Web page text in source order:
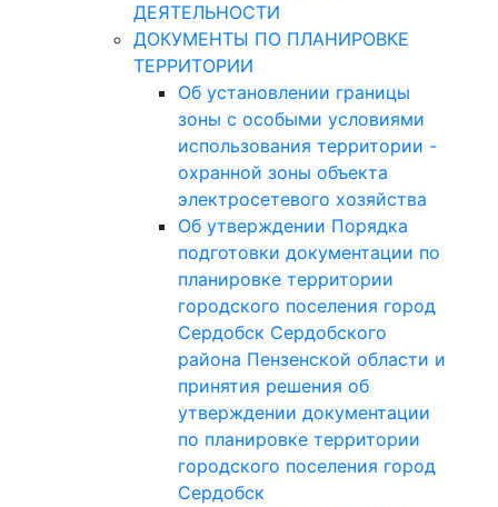
ДЕЯТЕЛЬНОСТИ
ДОКУМЕНТЫ ПО ПЛАНИРОВКЕ
ТЕРРИТОРИИ
Об установлении границы
зоны с особыми условиями
использования территории -
охранной зоны объекта
электросетевого хозяйства
Об утверждении Порядка
подготовки документации по
планировке территории
городского поселения город
Сердобск Сердобского
района Пензенской области и
принятия решения об
утверждении документации
по планировке территории
городского поселения город
Сердобск